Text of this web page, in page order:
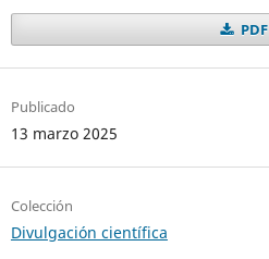
PDF
Publicado
13 marzo 2025
Colección
Divulgación científica